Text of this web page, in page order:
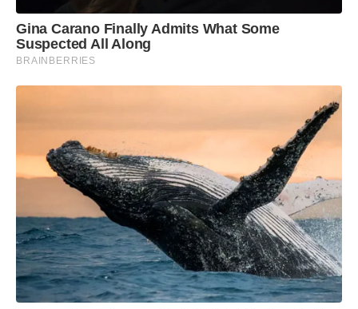
Gina Carano Finally Admits What Some
Suspected All Along
BRAINBERRIES